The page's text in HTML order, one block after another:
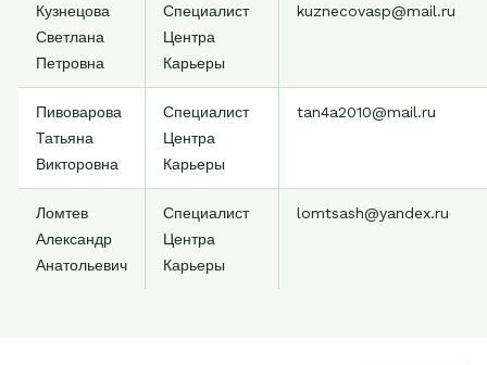
Кузнецова
Светлана
Петровна
Специалист
Центра
Карьеры
kuznecovasp@mail.ru
Пивоварова
Татьяна
Викторовна
Специалист
Центра
Карьеры
tan4a2010@mail.ru
Ломтев
Александр
Анатольевич
Специалист
Центра
Карьеры
lomtsash@yandex.ru